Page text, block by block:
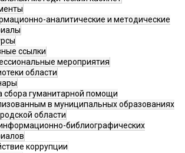
аналитические и методические
ссылки
мероприятия
области
сбора гуманитарной помощи
в муниципальных образованиях
области
библиографических
коррупции